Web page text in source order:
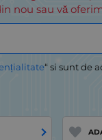
nou sau vă
“ si sunt de